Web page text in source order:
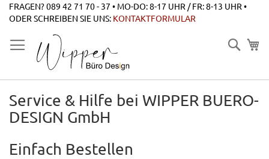
Zum
Inhalt
FRAGEN? 089 42 71 70 - 37 • MO-DO: 8-17 UHR / FR: 8-13 UHR •
ODER SCHREIBEN SIE UNS: KONTAKTFORMULAR
Suche
Service & Hilfe bei WIPPER BUERO-
DESIGN GmbH
Einfach Bestellen